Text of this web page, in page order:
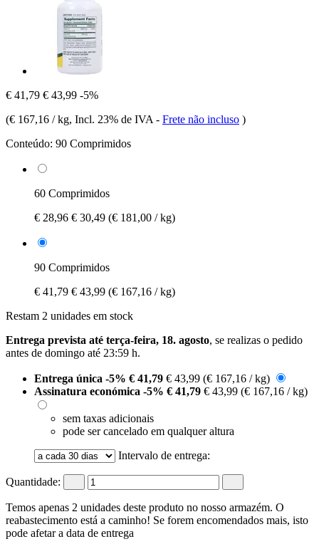
€ 41,79 € 43,99 -5%
(€ 167,16 / kg, Incl. 23% de IVA - Frete não incluso )
Conteúdo: 90 Comprimidos
60 Comprimidos
€ 28,96 € 30,49 (€ 181,00 / kg)
90 Comprimidos
€ 41,79 € 43,99 (€ 167,16 / kg)
Restam 2 unidades em stock
Entrega prevista até terça-feira, 18. agosto, se realizas o pedido
antes de domingo até 23:59 h.
Entrega única -5% € 41,79 € 43,99 (€ 167,16 / kg)
Assinatura económica -5% € 41,79 € 43,99 (€ 167,16 / kg)
sem taxas adicionais
pode ser cancelado em qualquer altura
Intervalo de entrega:
Quantidade:
Temos apenas 2 unidades deste produto no nosso armazém. O
reabastecimento está a caminho! Se forem encomendados mais, isto
pode afetar a data de entrega